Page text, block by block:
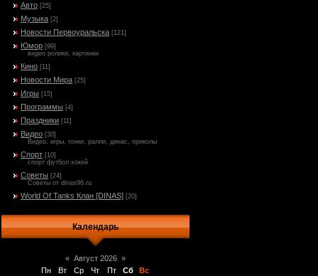
Авто [25]
Музыка [2]
Новости Первоуральска [121]
Юмор [99]
видео ролики, картинки
Кино [11]
Новости Мира [25]
Игры [15]
Программы [4]
Праздники [11]
Видео [30]
Видео, игры, гонки, ралли, динас, приколы
Спорт [10]
спорт футбол хокей
Советы [24]
Советы от dinas96.ru
World Of Tanks Клан [DINAS] [20]
Календарь
« Август 2026 »
Пн
Вт Ср Чт Пт Сб
Вс